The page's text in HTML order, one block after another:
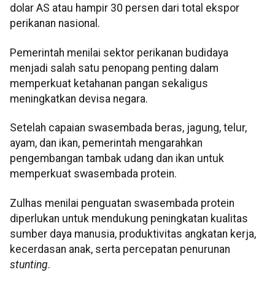
dolar AS atau hampir 30 persen dari total ekspor
perikanan nasional.
Pemerintah menilai sektor perikanan budidaya
menjadi salah satu penopang penting dalam
memperkuat ketahanan pangan sekaligus
meningkatkan devisa negara.
Setelah capaian swasembada beras, jagung, telur,
ayam, dan ikan, pemerintah mengarahkan
pengembangan tambak udang dan ikan untuk
memperkuat swasembada protein.
Zulhas menilai penguatan swasembada protein
diperlukan untuk mendukung peningkatan kualitas
sumber daya manusia, produktivitas angkatan kerja,
kecerdasan anak, serta percepatan penurunan
stunting.